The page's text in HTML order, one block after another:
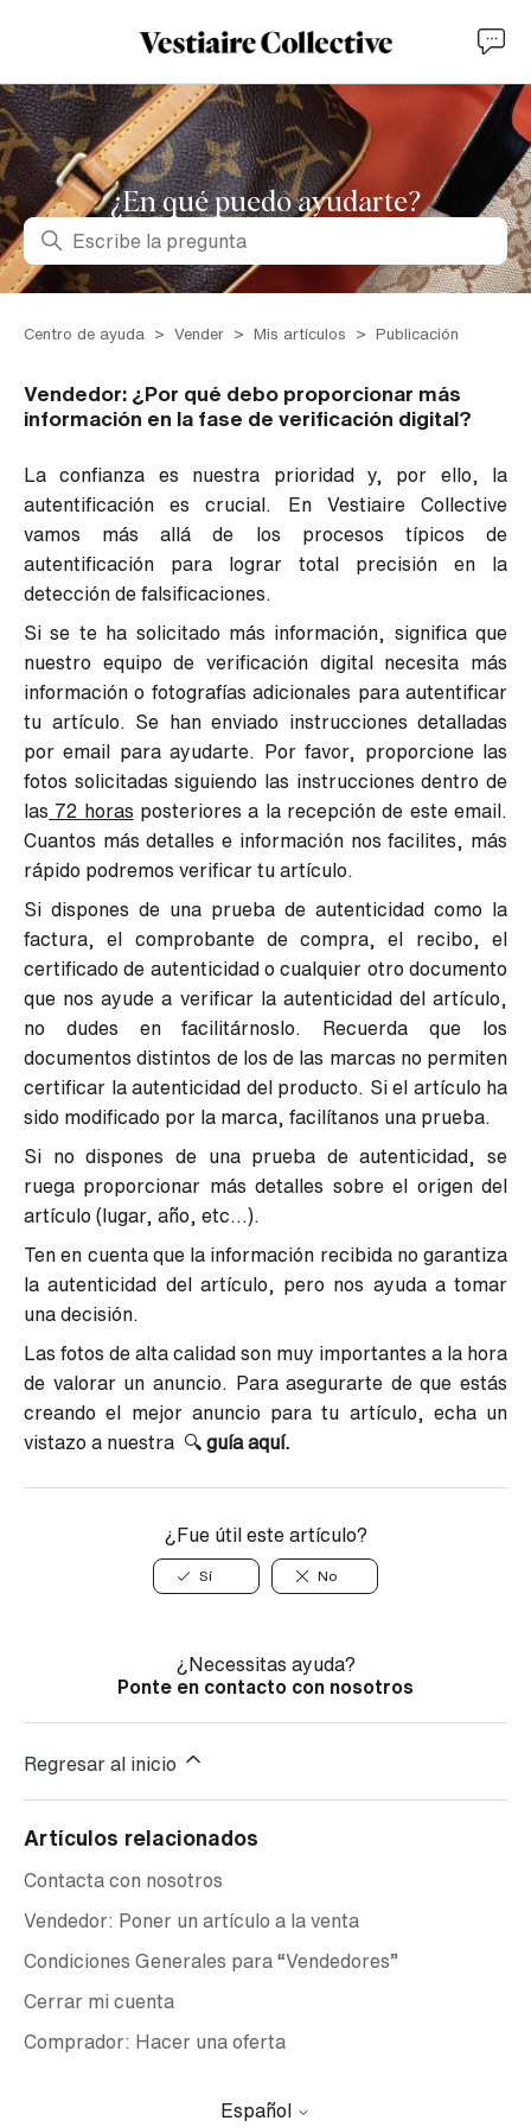
¿En qué puedo ayudarte?
Búsqueda
Centro de ayuda Vender Mis artículos Publicación
Vendedor: ¿Por qué debo proporcionar más
información en la fase de verificación digital?
La confianza es nuestra prioridad y, por ello, la
autentificación es crucial. En Vestiaire Collective
vamos más allá de los procesos típicos de
autentificación para lograr total precisión en la
detección de falsificaciones.
Si se te ha solicitado más información, significa que
nuestro equipo de verificación digital necesita más
información o fotografías adicionales para autentificar
tu artículo. Se han enviado instrucciones detalladas
por email para ayudarte.
Por favor, proporcione las
fotos solicitadas siguiendo las instrucciones dentro de
las 72 horas posteriores a la recepción de este email.
Cuantos más detalles e información nos facilites, más
rápido podremos verificar tu artículo.
Si dispones de una prueba de autenticidad como la
factura, el comprobante de compra, el recibo, el
certificado de autenticidad o cualquier otro documento
que nos ayude a verificar la autenticidad del artículo,
no dudes en facilitárnoslo. Recuerda que los
documentos distintos de los de las marcas no permiten
certificar la autenticidad del producto. Si el artículo ha
sido modificado por la marca, facilítanos una prueba.
Si no dispones de una prueba de autenticidad, se
ruega proporcionar más detalles sobre el origen del
artículo (lugar, año, etc...).
Ten en cuenta que la información recibida no garantiza
la autenticidad del artículo, pero nos ayuda a tomar
una decisión.
Las fotos de alta calidad son muy importantes a la hora
de valorar un anuncio. Para asegurarte de que estás
creando el mejor anuncio para tu artículo, echa un
vistazo a nuestra 🔍 guía aquí.
¿Fue útil este artículo?
Sí No
¿Necessitas ayuda?
Ponte en contacto con nosotros
Regresar al inicio
Artículos relacionados
Contacta con nosotros
Vendedor: Poner un artículo a la venta
Condiciones Generales para “Vendedores”
Cerrar mi cuenta
Comprador: Hacer una oferta
Español